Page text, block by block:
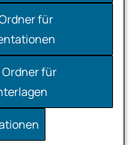
für
für
voraus
und